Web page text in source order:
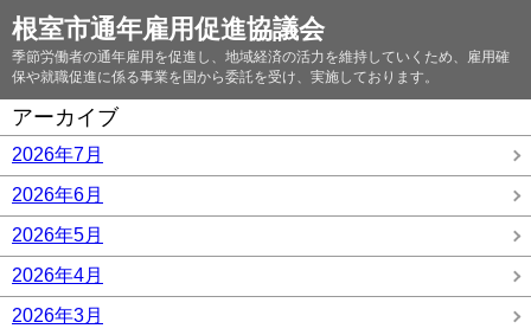
根室市通年雇用促進協議会
季節労働者の通年雇用を促進し、地域経済の活力を維持していくため、雇用確
保や就職促進に係る事業を国から委託を受け、実施しております。
アーカイブ
2026年7月
2026年6月
2026年5月
2026年4月
2026年3月